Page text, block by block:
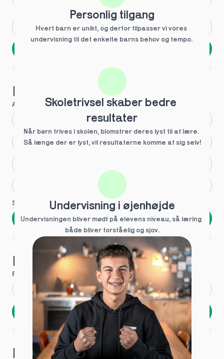
2.g Andet
1 ud af 9 for at finde den rette tutor
Hvilke behov?
Anbefalet til dig
Større skoleglæde
Se flere
Næste
Spring over
1 ud af 9 for at finde den rette tutor
Hvad hedder du?
Fornavn Efternavn
Næste
Opbevares sikkert - oplysninger deles aldrig
1 ud af 9 for at finde den rette tutor
Hvordan kontakter vi dig?
Personlig tilgang
Hvert barn er unikt, og derfor tilpasser vi vores
undervisning til det enkelte barns behov og tempo.
Skoletrivsel skaber bedre
resultater
Når børn trives i skolen, blomstrer deres lyst til at lære.
Så længe der er lyst, vil resultaterne komme af sig selv!
Undervisning i øjenhøjde
Undervisningen bliver mødt på elevens niveau, så læring
både bliver forståelig og sjov.